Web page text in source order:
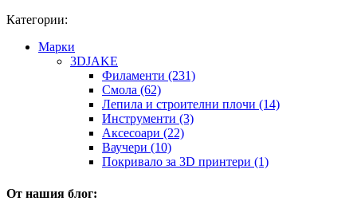
Категории:
Mарки
3DJAKE
Филаменти (231)
Смола (62)
Лепила и строителни плочи (14)
Инструменти (3)
Аксесоари (22)
Ваучери (10)
Покривало за 3D принтери (1)
От нашия блог: